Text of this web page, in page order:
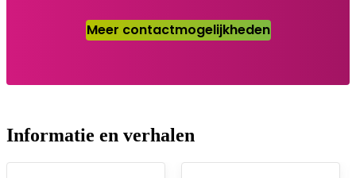
Meer contactmogelijkheden
Informatie en verhalen